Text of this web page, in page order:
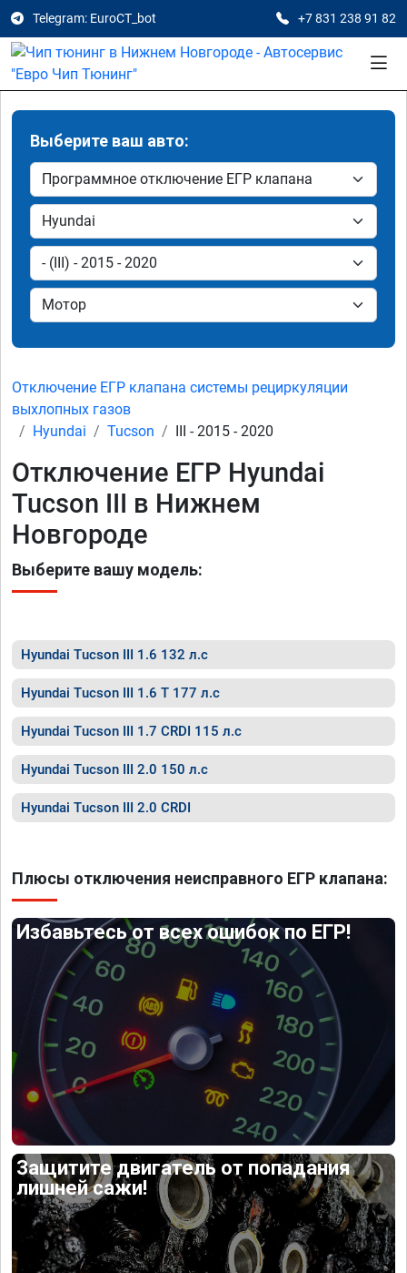
Telegram: EuroCT_bot +7 831 238 91 82
Выберите ваш авто:
Отключение ЕГР клапана системы рециркуляции
выхлопных газов
Hyundai
Tucson III - 2015 - 2020
Отключение ЕГР Hyundai
Tucson III в Нижнем
Новгороде
Выберите вашу модель:
Hyundai Tucson III 1.6 132 л.с
Hyundai Tucson III 1.6 T 177 л.с
Hyundai Tucson III 1.7 CRDI 115 л.с
Hyundai Tucson III 2.0 150 л.с
Hyundai Tucson III 2.0 CRDI
Плюсы отключения неисправного ЕГР клапана:
Избавьтесь от всех ошибок по ЕГР!
Защитите двигатель от попадания
лишней сажи!